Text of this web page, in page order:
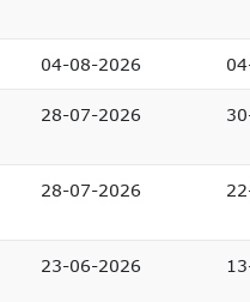
04-08-2026
28-07-2026
28-07-2026
23-06-2026